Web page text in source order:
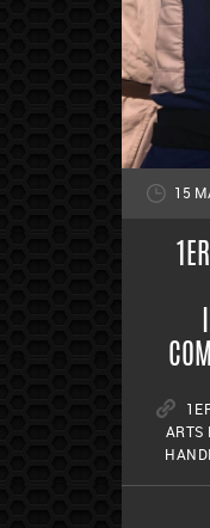
15
ARTS
HANDI